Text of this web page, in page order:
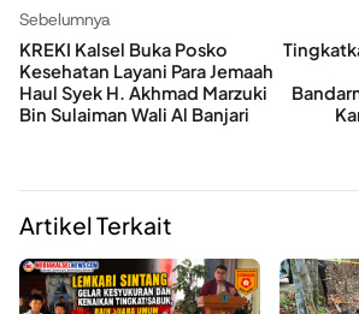
Sebelumnya
KREKI Kalsel Buka Posko
Kesehatan Layani Para Jemaah
Haul Syek H. Akhmad Marzuki
Bin Sulaiman Wali Al Banjari
Artikel Terkait